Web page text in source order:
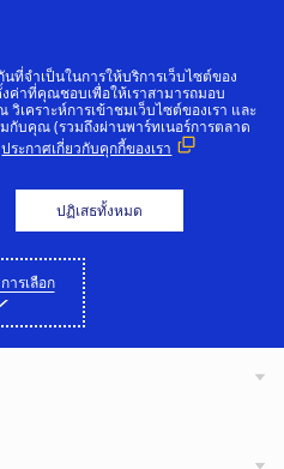
ที่จำเป็นในการให้บริการเว็บไซต์ของ
งค่าที่คุณชอบเพื่อให้เราสามารถมอบ
คราะห์การเข้าชมเว็บไซต์ของเรา และ
กับคุณ (รวมถึงผ่านพาร์ทเนอร์การตลาด
ประกาศเกี่ยวกับคุกกี้ของเรา
ปฏิเสธทั้งหมด
ารเลือก